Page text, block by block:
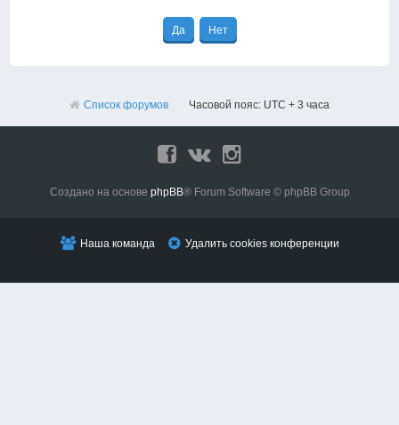
Список форумов Часовой пояс: UTC + 3 часа
Создано на основе phpBB® Forum Software © phpBB Group
Наша команда Удалить cookies конференции